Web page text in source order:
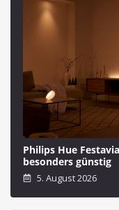
Philips Hue
besonders günstig
5. August 2026